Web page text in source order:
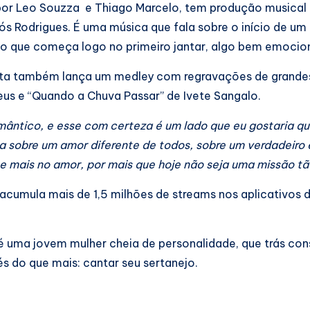
Leo Souzza e Thiago Marcelo, tem produção musical
Rodrigues. É uma música que fala sobre o início de
que começa logo no primeiro jantar, algo bem
também lança um medley com regravações de
e “Quando a Chuva Passar” de Ivete Sangalo.
e esse com certeza é um lado que eu gostaria
sobre um amor diferente de todos, sobre um verdadeiro
no amor, por mais que hoje não seja uma missão
mais de 1,5 milhões de streams nos aplicativos
uma jovem mulher cheia de personalidade, que trás
do que mais: cantar seu sertanejo.